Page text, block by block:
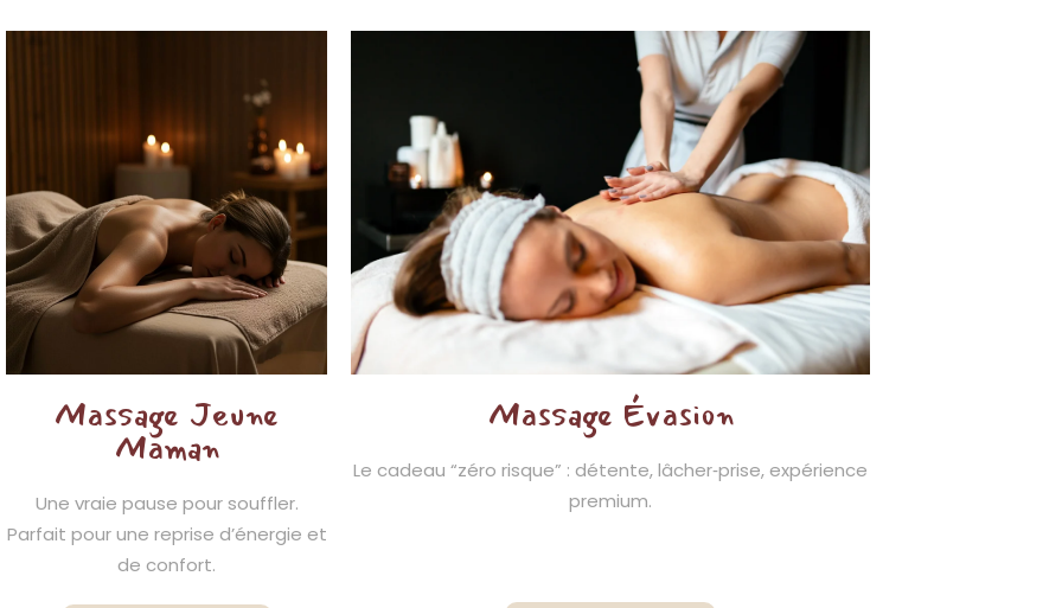
Massage Jeune
Maman
Une vraie pause pour souffler.
Parfait pour une reprise d’énergie et
de confort.
Massage Évasion
Le cadeau “zéro risque” : détente, lâcher‑prise, expérience
premium.